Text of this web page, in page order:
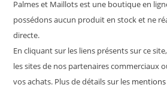
Palmes et Maillots est une boutique en
possédons aucun produit en stock et ne
directe.
En cliquant sur les liens présents sur ce
les sites de nos partenaires commerciaux
vos achats. Plus de détails sur les mentions